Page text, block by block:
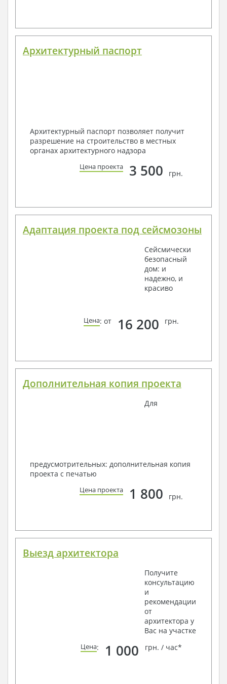
Архитектурный паспорт
Архитектурный паспорт позволяет получит
разрешение на строительство в местных
органах архитектурного надзора
Цена проекта 3 500 грн.
Адаптация проекта под сейсмозоны
Сейсмически
безопасный
дом: и
надежно, и
красиво
Цена: от 16 200 грн.
Дополнительная копия проекта
Для
предусмотрительных: дополнительная копия
проекта с печатью
Цена проекта 1 800 грн.
Выезд архитектора
Получите
консультацию
и
рекомендации
от
архитектора у
Вас на участке
Цена: 1 000 грн. / час*